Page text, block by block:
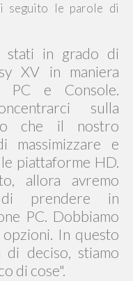
seguito le parole di
stati in grado di
XV in maniera
PC e Console.
sulla
che il nostro
massimizzare e
piattaforme HD.
allora avremo
di prendere in
PC. Dobbiamo
In questo
di deciso, stiamo
di cose".